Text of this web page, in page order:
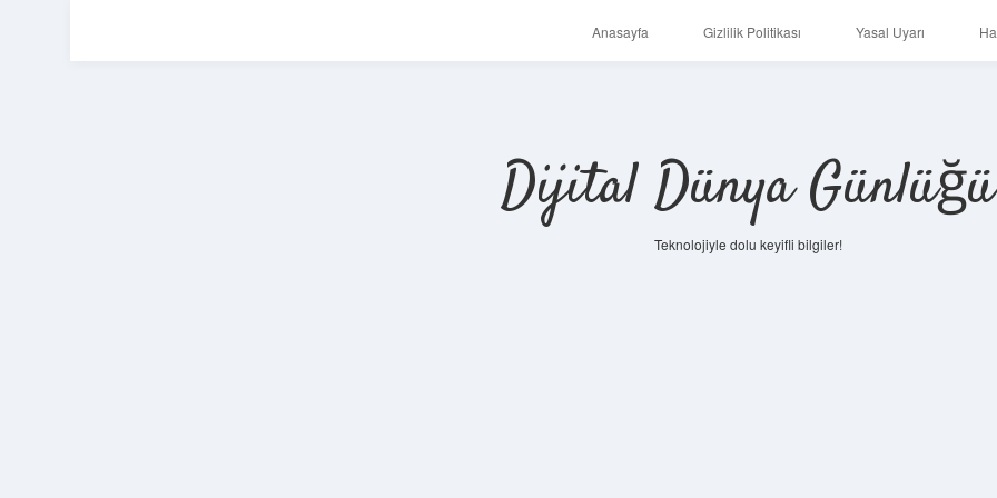
Anasayfa Gizlilik Politikası Yasal Uyarı
Dijital Dünya Günlüğü
Teknolojiyle dolu keyifli bilgiler!